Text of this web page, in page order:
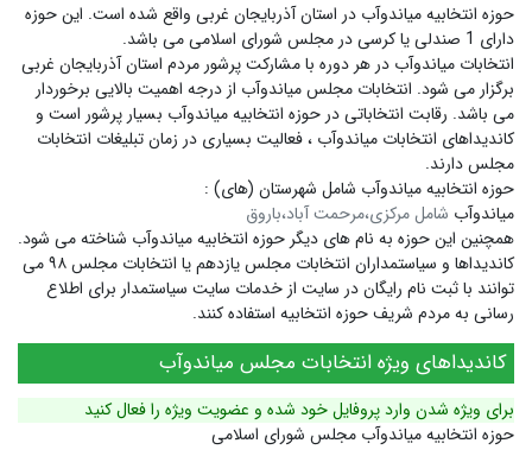
حوزه انتخابیه میاندوآب در استان آذربایجان غربی واقع شده است. این حوزه
دارای 1 صندلی یا کرسی در مجلس شورای اسلامی می باشد.
انتخابات میاندوآب در هر دوره با مشارکت پرشور مردم استان آذربایجان غربی
برگزار می شود. انتخابات مجلس میاندوآب از درجه اهمیت بالایی برخوردار
می باشد. رقابت انتخاباتی در حوزه انتخابیه میاندوآب بسیار پرشور است و
کاندیداهای انتخابات میاندوآب ،فعالیت بسیاری در زمان تبلیغات انتخابات
مجلس دارند.
حوزه انتخابیه میاندوآب شامل شهرستان (های) :
میاندوآب شامل مرکزی،مرحمت آباد،باروق
همچنین این حوزه به نام های دیگر حوزه انتخابیه میاندوآب شناخته می شود.
کاندیداها و سیاستمداران انتخابات مجلس یازدهم یا انتخابات مجلس ۹۸ می
توانند با ثبت نام رایگان در سایت از خدمات سایت سیاستمدار برای اطلاع
رسانی به مردم شریف حوزه انتخابیه استفاده کنند.
کاندیداهای ویژه انتخابات مجلس میاندوآب
برای ویژه شدن وارد پروفایل خود شده و عضویت ویژه را فعال کنید
حوزه انتخابیه میاندوآب مجلس شورای اسلامی